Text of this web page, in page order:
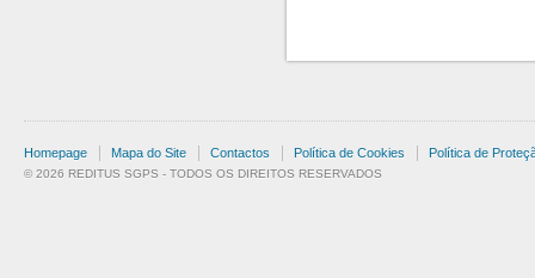
Homepage Mapa do Site Contactos Política de Cookies Política de
© 2026 REDITUS SGPS - TODOS OS DIREITOS RESERVADOS